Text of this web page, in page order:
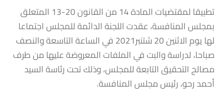
تطبيقا لمقتضيات المادة 14 من القانون 20-13 المتعلق
بمجلس المنافسة، عقدت اللجنة الدائمة للمجلس اجتماعا
لها يوم الاثنين 20 شتنبر2021 في الساعة التاسعة والنصف
صباحا، لدراسة والبت في الملفات المعروضة عليها من طرف
مصالح التحقيق التابعة للمجلس، وذلك تحت رئاسة السيد
أحمد رحو، رئيس مجلس المنافسة.